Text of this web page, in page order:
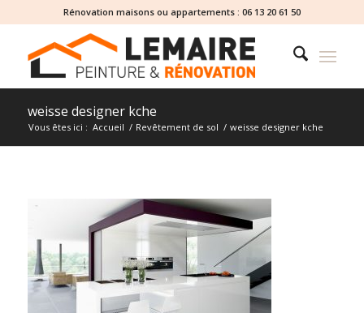
Rénovation maisons ou appartements : 06 13 20 61 50
weisse designer kche
Vous êtes ici : Accueil / Revêtement de sol / weisse designer kche